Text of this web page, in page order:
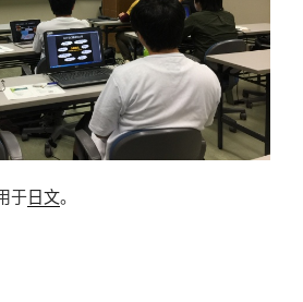
于日文。